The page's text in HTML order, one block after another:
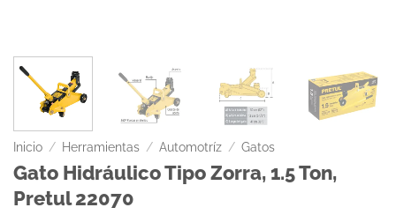
Inicio / Herramientas / Automotríz / Gatos
Gato Hidráulico Tipo Zorra, 1.5 Ton,
Pretul 22070